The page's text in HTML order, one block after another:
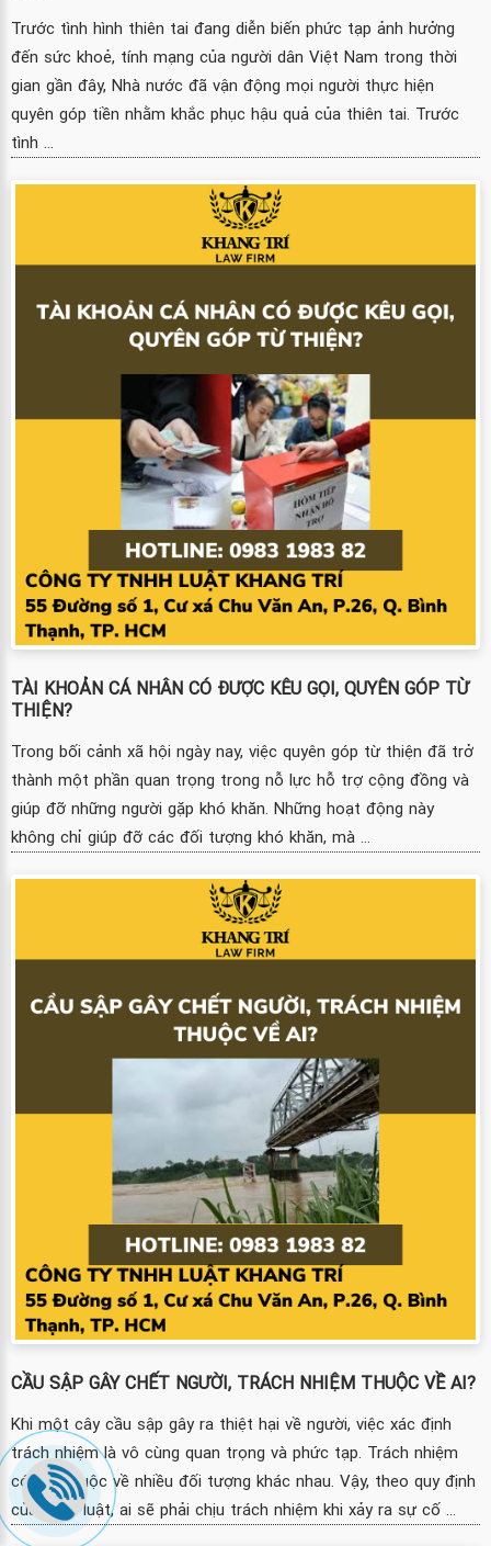
Trước tình hình thiên tai đang diễn biến phức tạp ảnh hưởng
đến sức khoẻ, tính mạng của người dân Việt Nam trong thời
gian gần đây, Nhà nước đã vận động mọi người thực hiện
quyên góp tiền nhằm khắc phục hậu quả của thiên tai. Trước
tình ...
TÀI KHOẢN CÁ NHÂN CÓ ĐƯỢC KÊU GỌI, QUYÊN GÓP TỪ
THIỆN?
Trong bối cảnh xã hội ngày nay, việc quyên góp từ thiện đã trở
thành một phần quan trọng trong nỗ lực hỗ trợ cộng đồng và
giúp đỡ những người gặp khó khăn. Những hoạt động này
không chỉ giúp đỡ các đối tượng khó khăn, mà ...
CẦU SẬP GÂY CHẾT NGƯỜI, TRÁCH NHIỆM THUỘC VỀ AI?
Khi một cây cầu sập gây ra thiệt hại về người, việc xác định
trách nhiệm là vô cùng quan trọng và phức tạp. Trách nhiệm
có thể thuộc về nhiều đối tượng khác nhau. Vậy, theo quy định
của pháp luật, ai sẽ phải chịu trách nhiệm khi xảy ra sự cố ...